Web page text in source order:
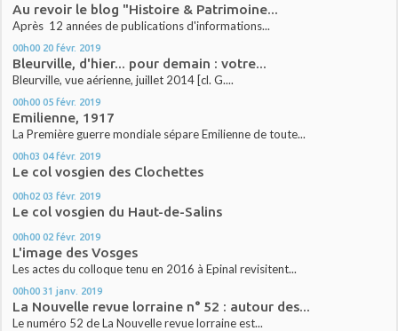
Au revoir le blog "Histoire & Patrimoine...
Après 12 années de publications d'informations...
00h00 20 févr. 2019
Bleurville, d'hier... pour demain : votre...
Bleurville, vue aérienne, juillet 2014 [cl. G....
00h00 05 févr. 2019
Emilienne, 1917
La Première guerre mondiale sépare Emilienne de toute...
00h03 04 févr. 2019
Le col vosgien des Clochettes
00h02 03 févr. 2019
Le col vosgien du Haut-de-Salins
00h00 02 févr. 2019
L'image des Vosges
Les actes du colloque tenu en 2016 à Epinal revisitent...
00h00 31 janv. 2019
La Nouvelle revue lorraine n° 52 : autour des...
Le numéro 52 de La Nouvelle revue lorraine est...